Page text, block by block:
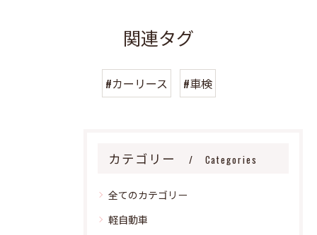
関連タグ
#カーリース #車検
カテゴリー Categories
全てのカテゴリー
軽自動車